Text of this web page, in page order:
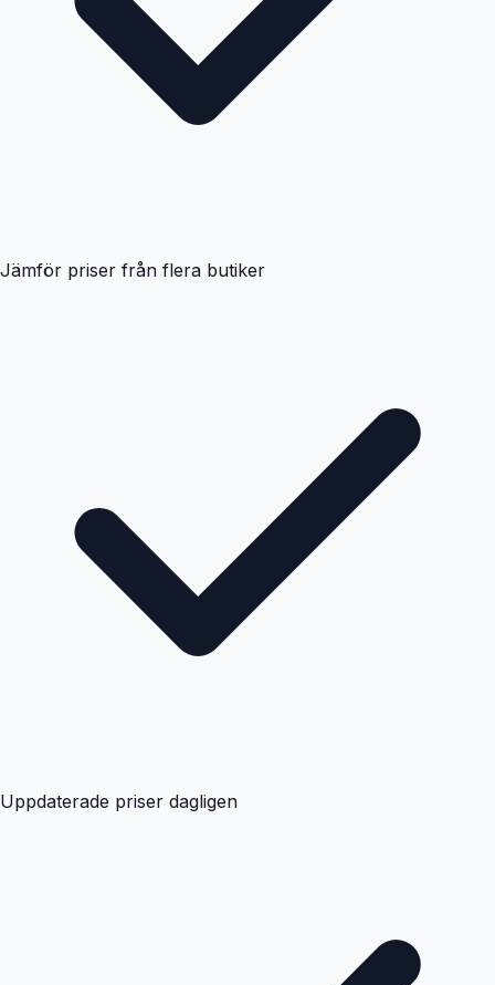
Jämför priser från flera butiker
Uppdaterade priser dagligen